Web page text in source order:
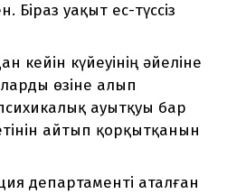
Біраз уақыт ес-түссіз
кейін күйеуінің әйеліне
өзіне алып
ауытқуы бар
айтып қорқытқанын
департаменті аталған